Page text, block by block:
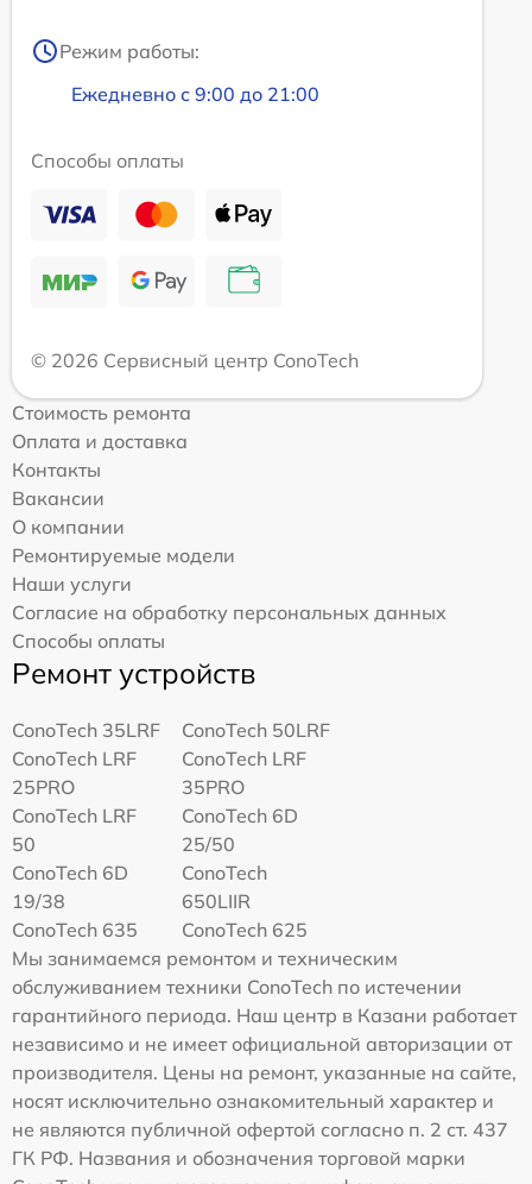
Режим работы:
Ежедневно с 9:00 до 21:00
Способы оплаты
© 2026 Сервисный центр ConoTech
Стоимость ремонта
Оплата и доставка
Контакты
Вакансии
О компании
Ремонтируемые модели
Наши услуги
Согласие на обработку персональных данных
Способы оплаты
Ремонт устройств
ConoTech 35LRF
ConoTech 50LRF
ConoTech LRF
25PRO
ConoTech LRF
35PRO
ConoTech LRF
50
ConoTech 6D
25/50
ConoTech 6D
19/38
ConoTech
650LIIR
ConoTech 635
ConoTech 625
Мы занимаемся ремонтом и техническим
обслуживанием техники ConoTech по истечении
гарантийного периода. Наш центр в Казани работает
независимо и не имеет официальной авторизации от
производителя. Цены на ремонт, указанные на сайте,
носят исключительно ознакомительный характер и
не являются публичной офертой согласно п. 2 ст. 437
ГК РФ. Названия и обозначения торговой марки